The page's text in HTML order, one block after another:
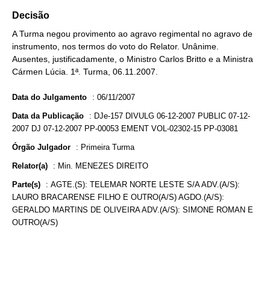
Decisão
A Turma negou provimento ao agravo regimental no agravo de
instrumento, nos termos do voto do Relator. Unânime.
Ausentes, justificadamente, o Ministro Carlos Britto e a Ministra
Cármen Lúcia. 1ª. Turma, 06.11.2007.
Data do Julgamento : 06/11/2007
Data da Publicação : DJe-157 DIVULG 06-12-2007 PUBLIC 07-12-
2007 DJ 07-12-2007 PP-00053 EMENT VOL-02302-15 PP-03081
Órgão Julgador : Primeira Turma
Relator(a) : Min. MENEZES DIREITO
Parte(s) : AGTE.(S): TELEMAR NORTE LESTE S/A ADV.(A/S):
LAURO BRACARENSE FILHO E OUTRO(A/S) AGDO.(A/S):
GERALDO MARTINS DE OLIVEIRA ADV.(A/S): SIMONE ROMAN E
OUTRO(A/S)